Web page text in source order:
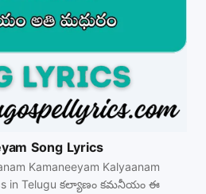
Song Lyrics
Kamaneeyam Kalyaanam
in Telugu కల్యాణం కమనీయం ఈ